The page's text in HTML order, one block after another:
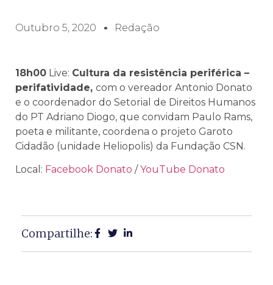
Outubro 5, 2020 Redação
18h00 Live: Cultura da resistência periférica –
perifatividade, com o vereador Antonio Donato
e o coordenador do Setorial de Direitos Humanos
do PT Adriano Diogo, que convidam Paulo Rams,
poeta e militante, coordena o projeto Garoto
Cidadão (unidade Heliopolis) da Fundação CSN.
Local: Facebook Donato / YouTube Donato
Compartilhe: